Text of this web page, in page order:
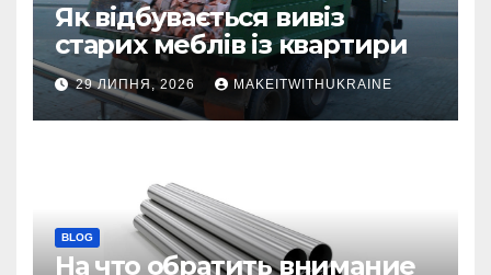
Як відбувається вивіз
старих меблів із квартири
29 ЛИПНЯ, 2026 MAKEITWITHUKRAINE
BLOG
На что обратить внимание